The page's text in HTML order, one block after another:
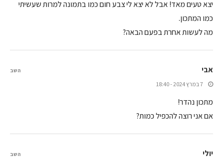
יצא טעים מאד! אבל לא יצא לי צבע חום כמו בתמונה למרות שעשיתי
כמו המתכון.
מה לעשות אחרת בפעם הבאה?
אבי
7 במרץ 2024 - 18:40
מתכון נהדר!
אם אני רוצה להכפיל כמות?
השב
יולי השב